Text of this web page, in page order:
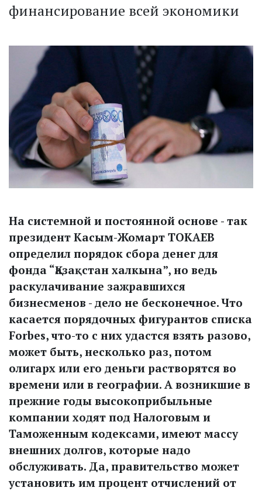
финансирование всей экономики
На системной и постоянной основе - так
президент Касым-Жомарт ТОКАЕВ
определил порядок сбора денег для
фонда “Қазақстан халкына”, но ведь
раскулачивание зажравшихся
бизнесменов - дело не бесконечное. Что
касается порядочных фигурантов списка
Forbes, что-то с них удастся взять разово,
может быть, несколько раз, потом
олигарх или его деньги растворятся во
времени или в географии. А возникшие в
прежние годы высокоприбыльные
компании ходят под Налоговым и
Таможенным кодексами, имеют массу
внешних долгов, которые надо
обслуживать. Да, правительство может
установить им процент отчислений от